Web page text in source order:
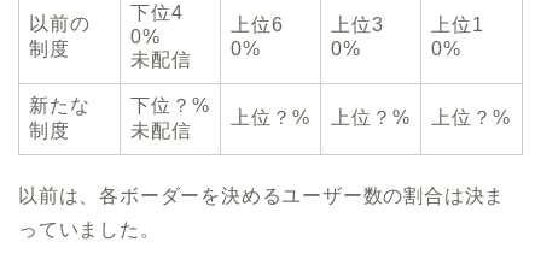
以前の
制度
下位4
0%
未配信
上位6
0%
上位3
0%
上位1
0%
新たな
制度
下位？%
未配信
上位？% 上位？% 上位？%
以前は、各ボーダーを決めるユーザー数の割合は決ま
っていました。